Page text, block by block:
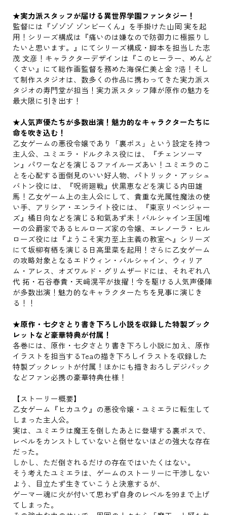
★実力派スタッフが届ける異世界学園ファンタジー！
監督には『ゾゾゾ ゾンビーくん』を手掛けた山岡 実を起
用！シリーズ構成は『痛いのは嫌なので防御力に極振りし
たいと思います。』にてシリーズ構成・脚本を担当した志
茂 文彦！キャラクターデザインは『このヒーラー、めんど
くさい』にて総作画監督を務めた海保仁美と金 ?浩！そし
て制作スタジオは、数多くの作品に携わってきた実力派ス
タジオの寿門堂が担当！実力派スタッフ陣が原作の魅力を
最大限に引き出す！
★人気声優たちが多数出演！魅力的なキャラクターたちに
命を吹き込む！
乙女ゲームの悪役令嬢であり「裏ボス」という設定を持つ
主人公、ユミエラ・ドルクネス役には、『チェンソーマ
ン』パワーなどを演じるファイルーズあい！ユミエラのこ
とを心配する面倒見のいい好人物、パトリック・アッシュ
バトン役には、『呪術廻戦』伏黒恵などを演じる内田雄
馬！乙女ゲーム上の主人公にして、貴重な光属性魔法の使
い手、アリシア・エンライト役には、『東京リベンジャー
ズ』橘日向などを演じる和氣あず未！バルシャイン王国唯
一の公爵家であるヒルローズ家の令嬢、エレノーラ・ヒル
ローズ役には『ようこそ実力至上主義の教室へ』シリーズ
にて坂柳有栖を演じる日高里菜を起用！さらに乙女ゲーム
の攻略対象となるエドウィン・バルシャイン、ウィリア
ム・アレス、オズワルド・グリムザードには、それぞれ八
代 拓・石谷春貴・天﨑滉平が抜擢！今を駆ける人気声優陣
が多数出演！魅力的なキャラクターたちを見事に演じき
る！！
★原作・七夕さとり書き下ろし小説を収録した特製ブック
レットなど豪華特典が付属！
各巻には、原作・七夕さとり書き下ろし小説に加え、原作
イラストを担当するTeaの描き下ろしイラストを収録した
特製ブックレットが付属！ほかにも描きおろしデジパック
などファン必携の豪華特典仕様！
【ストーリー概要】
乙女ゲーム『ヒカユウ』の悪役令嬢・ユミエラに転生して
しまった主人公。
実は、ユミエラは魔王を倒したあとに登場する裏ボスで、
レベルをカンストしていないと倒せないほどの強大な存在
だった。
しかし、ただ倒されるだけの存在ではいたくはない。
そう考えたユミエラは、ゲームのストーリーに干渉しない
よう、目立たず生きていこうと決意するが、
ゲーマー魂に火が付いて思わず自身のレベルを99まで上げ
てしまった。